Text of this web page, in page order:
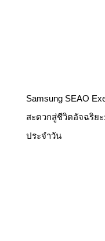
สะดวกสู่ชีวิตอัจฉริยะ
ประจำวัน